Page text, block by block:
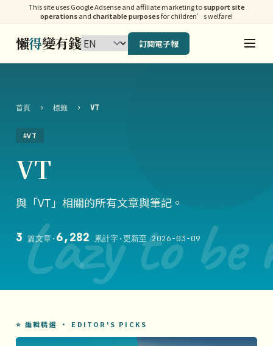
This site uses Google Adsense and affiliate marketing tosupport site
operationsandcharitable purposesfor children’s welfare!
懶得變有錢 訂閱電子報
Lazy to be
首頁 › 標籤 › VT
#VT
VT
與「VT」相關的所有文章與筆記。
3 篇文章· 6,282 累計字·更新至 2026-03-09
⭐ 編輯精選 · EDITOR'S PICKS